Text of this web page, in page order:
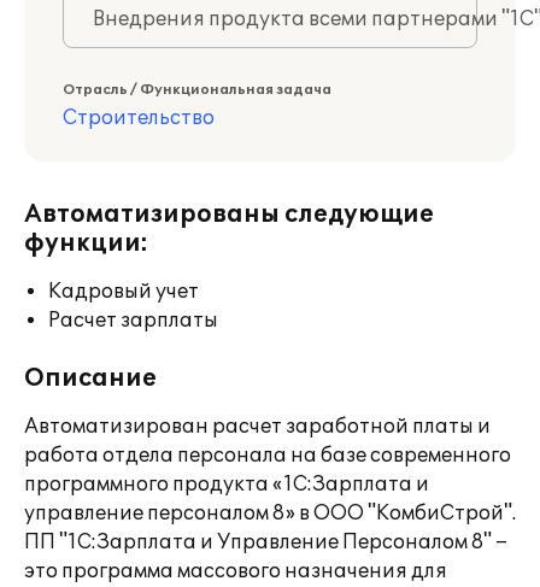
Внедрения продукта всеми партнерами
Отрасль / Функциональная задача
Строительство
Автоматизированы следующие
функции:
Кадровый учет
Расчет зарплаты
Описание
Автоматизирован расчет заработной платы и
работа отдела персонала на базе современного
программного продукта «1С:Зарплата и
управление персоналом 8» в ООО "КомбиСтрой".
ПП "1С:Зарплата и Управление Персоналом 8" –
это программа массового назначения для